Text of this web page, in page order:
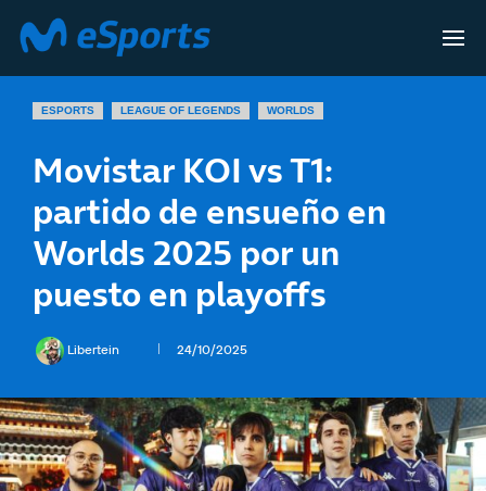
ESPORTS LEAGUE OF LEGENDS WORLDS
Movistar KOI vs T1:
partido de ensueño en
Worlds 2025 por un
puesto en playoffs
Libertein 24/10/2025